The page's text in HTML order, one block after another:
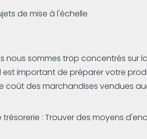
de mise à l'échelle
nous sommes trop concentrés sur
est important de préparer votre
coût des marchandises vendues
trésorerie : Trouver des moyens